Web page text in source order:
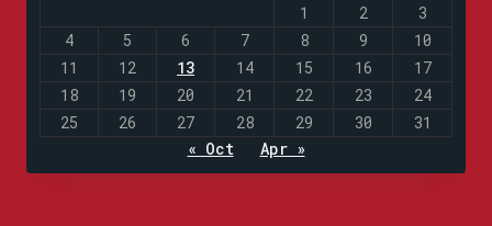
1
2
3
4
5 6 7 8 9
10
11
12 13 14 15 16
17
18
19 20 21 22 23
24
25
26 27 28 29 30
31
« Oct
Apr »